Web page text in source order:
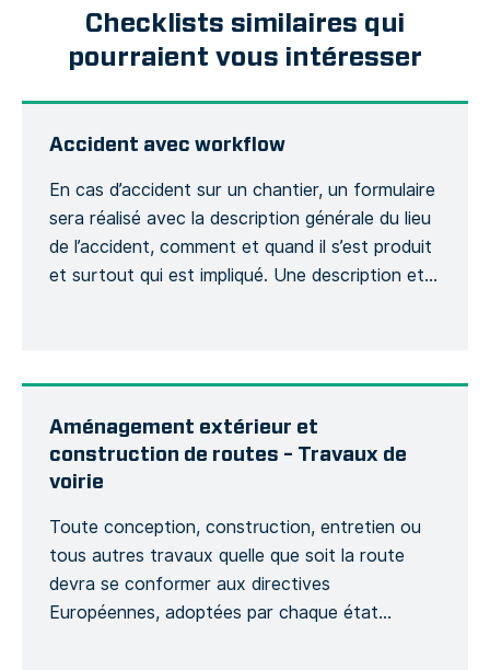
Checklists similaires qui
pourraient vous intéresser
Accident avec workflow
En cas d’accident sur un chantier, un formulaire
sera réalisé avec la description générale du lieu
de l’accident, comment et quand il s’est produit
et surtout qui est impliqué. Une description et
Aménagement extérieur et
construction de routes – Travaux de
voirie
Toute conception, construction, entretien ou
tous autres travaux quelle que soit la route
devra se conformer aux directives
Européennes, adoptées par chaque état